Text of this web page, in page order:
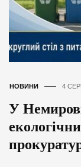
НОВИНИ 4
У